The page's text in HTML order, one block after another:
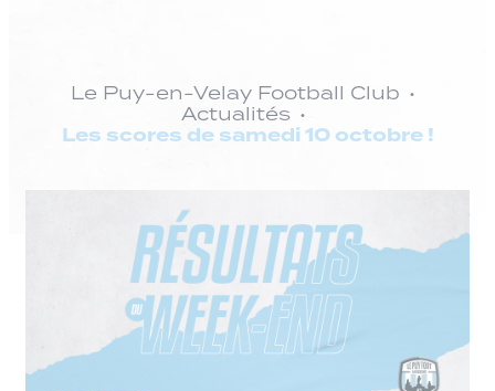
Le Puy-en-Velay Football Club
Actualités
Les scores de samedi 10 octobre !